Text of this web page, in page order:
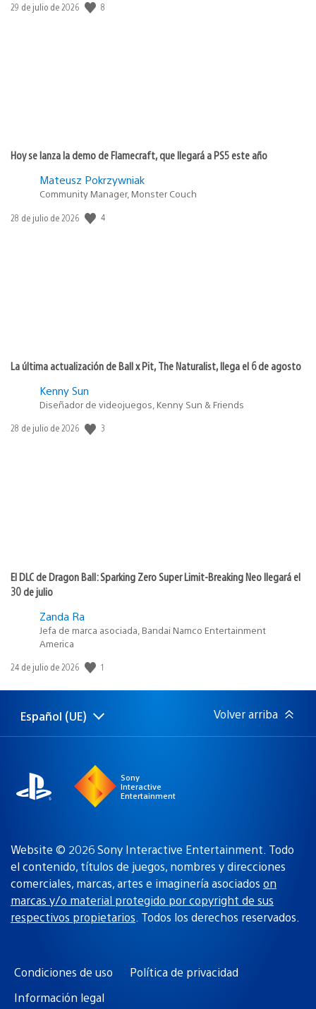
Fecha
29 de julio de 2026 8
Hoy se lanza la demo de Flamecraft, que llegará a PS5 este año
Mateusz Pokrzywniak
Community Manager, Monster Couch
Fecha
28 de julio de 2026 4
La última actualización de Ball x Pit, The Naturalist, llega el 6 de agosto
Kenny Sun
Diseñador de videojuegos, Kenny Sun & Friends
Fecha
28 de julio de 2026 3
El DLC de Dragon Ball: Sparking Zero Super Limit-Breaking Neo llegará el
30 de julio
Zanda Ra
Jefa de marca asociada, Bandai Namco Entertainment
America
Fecha
publicación:
24 de julio de 2026 1
Selecciona
una
Región
actual:
Español (UE) Volver arriba
Sony
Interactive
Entertainment
Website © 2026 Sony Interactive Entertainment. Todo
el contenido, títulos de juegos, nombres y direcciones
comerciales, marcas, artes e imaginería asociados on
marcas y/o material protegido por copyright de sus
respectivos propietarios. Todos los derechos reservados.
Condiciones de uso
Política de privacidad
Información legal